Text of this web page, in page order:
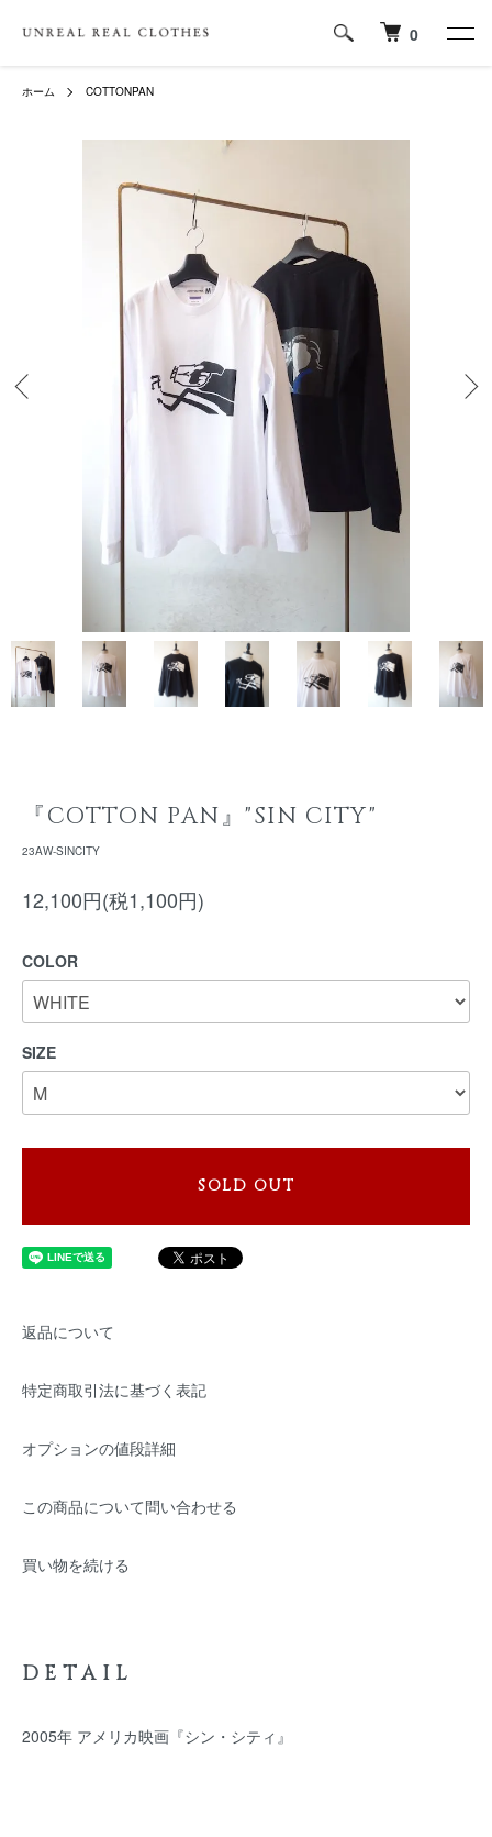
0
ホーム COTTONPAN
『COTTON PAN』"SIN CITY"
23AW-SINCITY
12,100円(税1,100円)
COLOR
SIZE
SOLD OUT
返品について
特定商取引法に基づく表記
オプションの値段詳細
この商品について問い合わせる
買い物を続ける
DETAIL
2005年 アメリカ映画『シン・シティ』